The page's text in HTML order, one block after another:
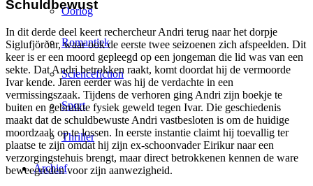
Oorlog
Romantiek
Sciencefiction
Sport
Thriller
Archief
Schuldbewust
In dit derde deel keert rechercheur Andri terug naar het dorpje
Siglufjörður, waar ook de eerste twee seizoenen zich afspeelden. Dit
keer is er een moord gepleegd op een jongeman die lid was van een
sekte. Dat Andri betrokken raakt, komt doordat hij de vermoorde
Ivar kende. Jaren eerder was hij de verdachte in een
vermissingszaak. Tijdens de verhoren ging Andri zijn boekje te
buiten en gebruikte fysiek geweld tegen Ivar. Die geschiedenis
maakt dat de schuldbewuste Andri vastbesloten is om de huidige
moordzaak op te lossen. In eerste instantie claimt hij toevallig ter
plaatse te zijn omdat hij zijn ex-schoonvader Eirikur naar een
verzorgingstehuis brengt, maar direct betrokkenen kennen de ware
beweegreden voor zijn aanwezigheid.